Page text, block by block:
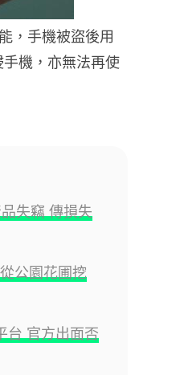
，手機被盜後用
機，亦無法再使
失竊 傳損失
公園花圃挖
台 官方出面否